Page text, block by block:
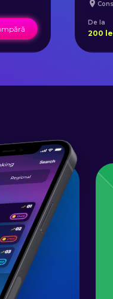
De la
200